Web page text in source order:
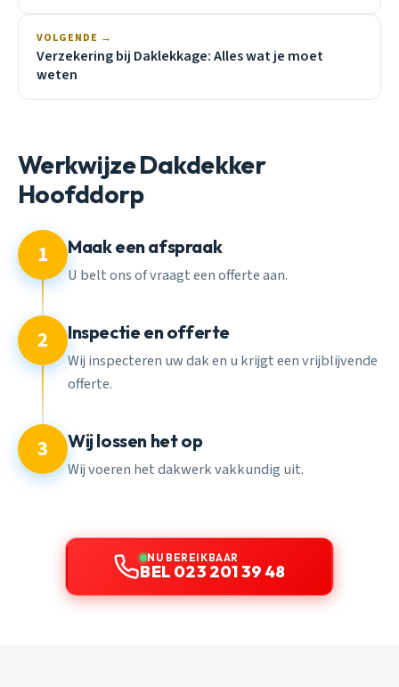
VOLGENDE →
Verzekering bij Daklekkage: Alles wat je moet
weten
Werkwijze Dakdekker
Hoofddorp
1 Maak een afspraak
U belt ons of vraagt een offerte aan.
2 Inspectie en offerte
Wij inspecteren uw dak en u krijgt een vrijblijvende
offerte.
3 Wij lossen het op
Wij voeren het dakwerk vakkundig uit.
NU BEREIKBAAR
BEL 023 201 39 48